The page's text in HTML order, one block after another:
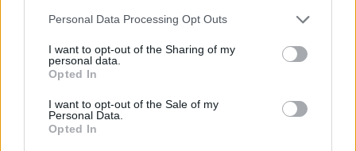
Personal Data Processing Opt Outs
I want to opt-out of the Sharing of my
personal data.
Opted In
I want to opt-out of the Sale of my
Personal Data.
Opted In
MOD-Ara
Board Administrator
lotus sagde:↑